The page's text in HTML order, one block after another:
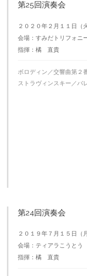
第25回演奏会
２０２０年２月１１日（
会場：すみだトリフォ
指揮：橘 直貴
ボロディン／交響曲第２
ストラヴィンスキー／バ
第24回演奏会
２０１９年７月１５日（
会場：ティアラこうと
指揮：橘 直貴